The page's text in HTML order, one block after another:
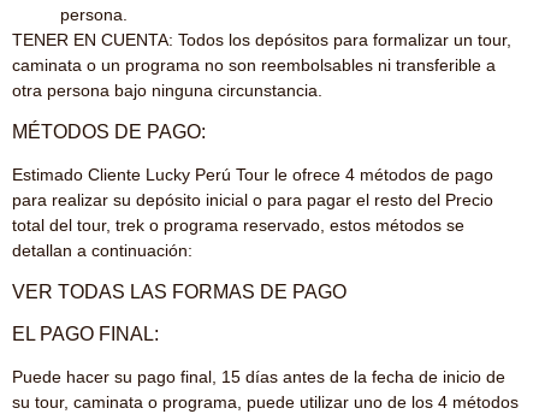
persona.
TENER EN CUENTA: Todos los depósitos para formalizar un tour,
caminata o un programa no son reembolsables ni transferible a
otra persona bajo ninguna circunstancia.
MÉTODOS DE PAGO:
Estimado Cliente Lucky Perú Tour le ofrece 4 métodos de pago
para realizar su depósito inicial o para pagar el resto del Precio
total del tour, trek o programa reservado, estos métodos se
detallan a continuación:
VER TODAS LAS FORMAS DE PAGO
EL PAGO FINAL:
Puede hacer su pago final, 15 días antes de la fecha de inicio de
su tour, caminata o programa, puede utilizar uno de los 4 métodos